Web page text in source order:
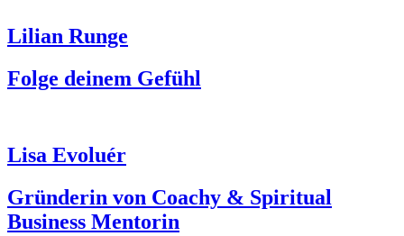
Lilian Runge
Folge deinem Gefühl
Lisa Evoluér
Gründerin von Coachy & Spiritual
Business Mentorin